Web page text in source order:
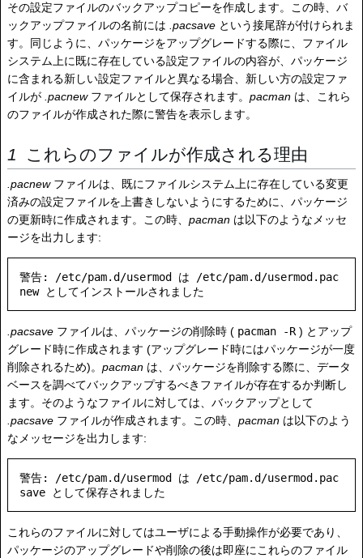
その設定ファイルのバックアップコピーを作成します。この時、バ
ックアップファイルの名前には .pacsave という接尾辞が付けられま
す。同じように、パッケージをアップグレードする際に、ファイル
システム上に既に存在している設定ファイルの内容が、パッケージ
に含まれる新しい設定ファイルと異なる場合、新しい方の設定ファ
イルが .pacnewファイルとして保存されます。 pacman は、これら
のファイルが作成された際に警告を表示します。
これらのファイルが作成される理由
.pacnewファイルは、既にファイルシステム上に存在している変更
済みの設定ファイルを上書きしないようにするために、パッケージ
の更新時に作成されます。この時、 pacman は以下のようなメッセ
ージを出力します:
警告: /etc/pam.d/usermod は /etc/pam.d/usermod.pac
.pacsave ファイルは、パッケージの削除時 ( pacman -R ) とアップ
グレード時に作成されます (アップグレード時にはパッケージが一度
削除されるため)。 pacman は、パッケージを削除する際に、データ
ベースを調べてバックアップするべきファイルが存在するか判断し
ます。そのようなファイルに対しては、バックアップとして
.pacsave ファイルが作成されます。この時、 pacman は以下のよう
なメッセージを出力します:
警告: /etc/pam.d/usermod は /etc/pam.d/usermod.pac
これらのファイルに対してはユーザによる手動操作が必要であり、
パッケージのアップグレードや削除の後は即座にこれらのファイル